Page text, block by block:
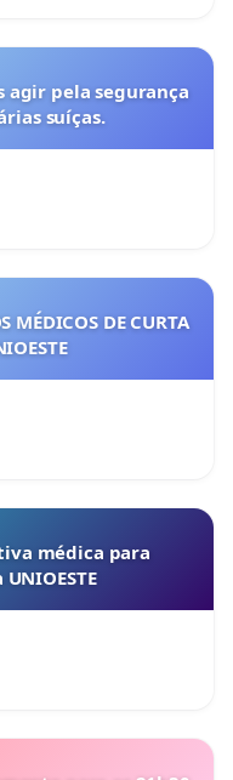
agir pela segurança
suíças.
MÉDICOS DE CURTA
médica para